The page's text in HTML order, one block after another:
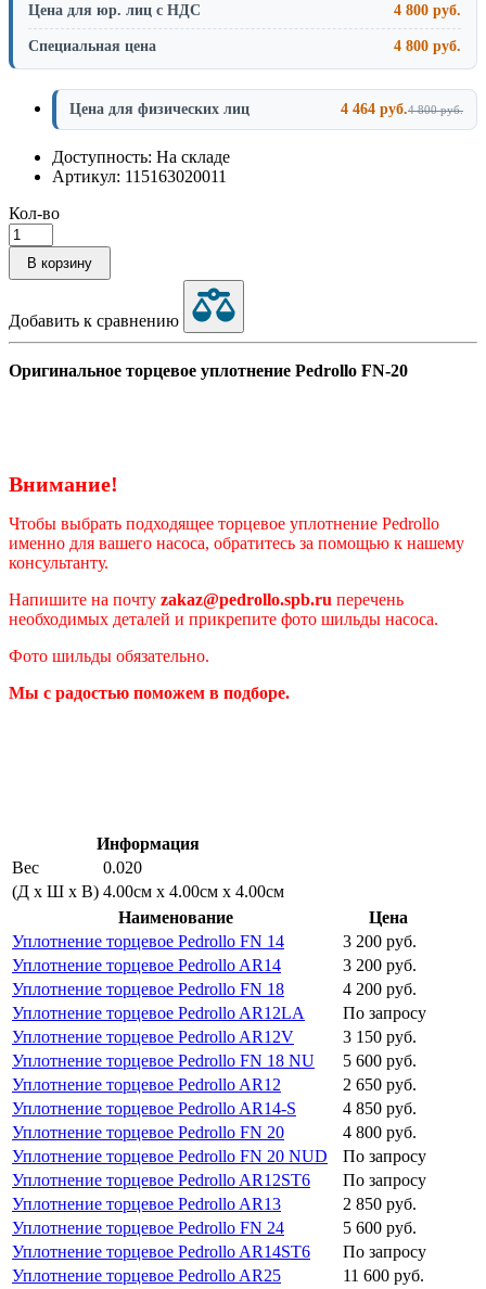
Цена для юр. лиц с НДС 4 800 руб.
Специальная цена 4 800 руб.
Цена для физических лиц 4 464 руб.4 800 руб.
Доступность: На складе
Артикул: 115163020011
Кол-во
В корзину
Добавить к сравнению
Оригинальное торцевое уплотнение Pedrollo FN-20
Внимание!
Чтобы выбрать подходящее торцевое уплотнение Pedrollo
именно для вашего насоса, обратитесь за помощью к нашему
консультанту.
Напишите на почту zakaz@pedrollo.spb.ru перечень
необходимых деталей и прикрепите фото шильды насоса.
Фото шильды обязательно.
Мы с радостью поможем в подборе.
Информация
Вес
0.020
(Д х Ш х В) 4.00см x 4.00см x 4.00см
Наименование
Цена
Уплотнение торцевое Pedrollo FN 14
3 200 руб.
Уплотнение торцевое Pedrollo AR14
3 200 руб.
Уплотнение торцевое Pedrollo FN 18
4 200 руб.
Уплотнение торцевое Pedrollo AR12LA
По запросу
Уплотнение торцевое Pedrollo AR12V
3 150 руб.
Уплотнение торцевое Pedrollo FN 18 NU
5 600 руб.
Уплотнение торцевое Pedrollo AR12
2 650 руб.
Уплотнение торцевое Pedrollo AR14-S
4 850 руб.
Уплотнение торцевое Pedrollo FN 20
4 800 руб.
Уплотнение торцевое Pedrollo FN 20 NUD
По запросу
Уплотнение торцевое Pedrollo AR12ST6
По запросу
Уплотнение торцевое Pedrollo AR13
2 850 руб.
Уплотнение торцевое Pedrollo FN 24
5 600 руб.
Уплотнение торцевое Pedrollo AR14ST6
По запросу
Уплотнение торцевое Pedrollo AR25
11 600 руб.